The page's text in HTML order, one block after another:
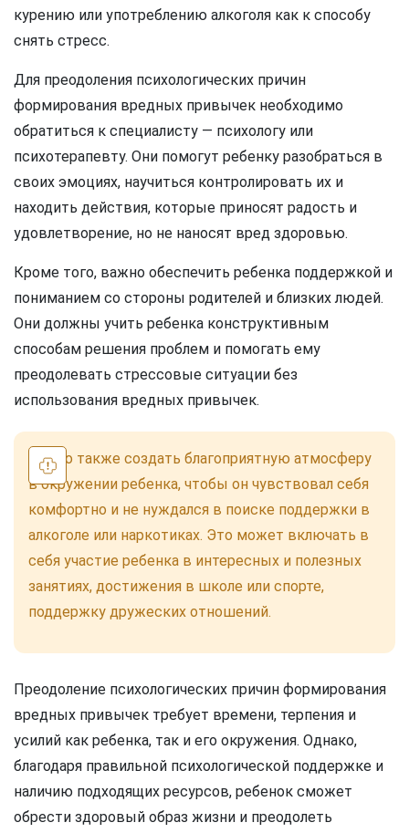
курению или употреблению алкоголя как к способу
снять стресс.
Для преодоления психологических причин
формирования вредных привычек необходимо
обратиться к специалисту — психологу или
психотерапевту. Они помогут ребенку разобраться в
своих эмоциях, научиться контролировать их и
находить действия, которые приносят радость и
удовлетворение, но не наносят вред здоровью.
Кроме того, важно обеспечить ребенка поддержкой и
пониманием со стороны родителей и близких людей.
Они должны учить ребенка конструктивным
способам решения проблем и помогать ему
преодолевать стрессовые ситуации без
использования вредных привычек.
Важно также создать благоприятную атмосферу
в окружении ребенка, чтобы он чувствовал себя
комфортно и не нуждался в поиске поддержки в
алкоголе или наркотиках. Это может включать в
себя участие ребенка в интересных и полезных
занятиях, достижения в школе или спорте,
поддержку дружеских отношений.
Преодоление психологических причин формирования
вредных привычек требует времени, терпения и
усилий как ребенка, так и его окружения. Однако,
благодаря правильной психологической поддержке и
наличию подходящих ресурсов, ребенок сможет
обрести здоровый образ жизни и преодолеть